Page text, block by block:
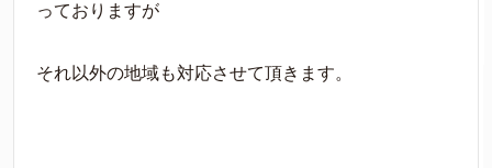
っておりますが
それ以外の地域も対応させて頂きます。